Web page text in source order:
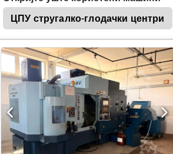
ЦПУ стругалко-глодачки центри